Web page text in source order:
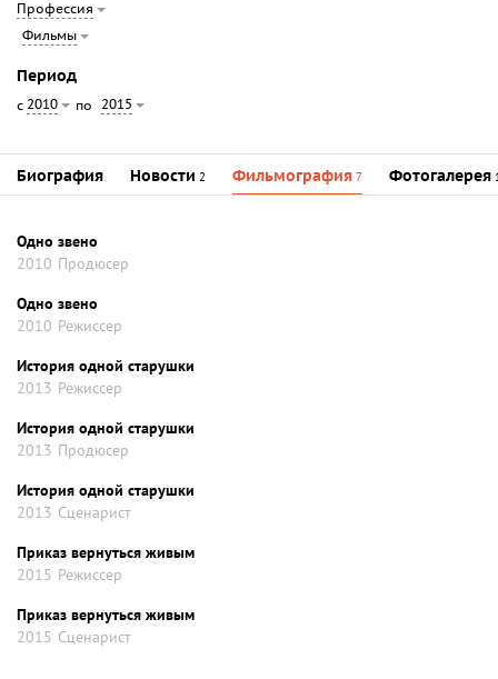
Профессия
Фильмы
Период
с 2010 по 2015
Биография Новости 2 Фильмография 7 Фотогалерея
Одно звено
2010 Продюсер
Одно звено
2010 Режиссер
История одной старушки
2013 Режиссер
История одной старушки
2013 Продюсер
История одной старушки
2013 Сценарист
Приказ вернуться живым
2015 Режиссер
Приказ вернуться живым
2015 Сценарист